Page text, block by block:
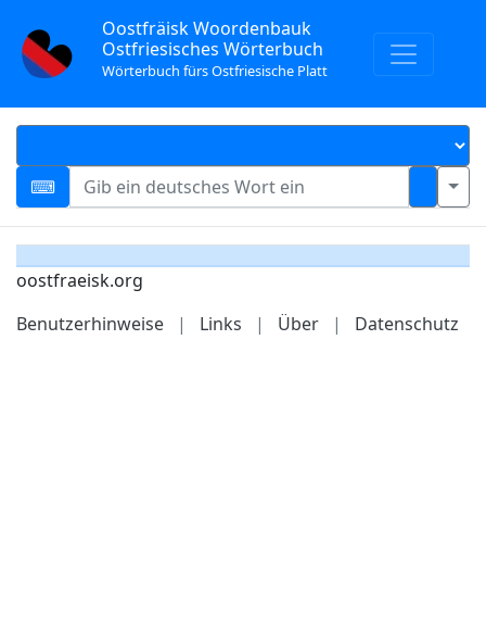
Oostfräisk Woordenbauk
Ostfriesisches Wörterbuch
Wörterbuch fürs Ostfriesische Platt
oostfraeisk.org
Benutzerhinweise
| Links | Über | Datenschutz